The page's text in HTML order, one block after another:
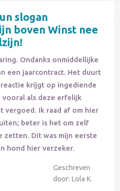
slogan
boven Winst nee
Ondanks onmiddellijke
een jaarcontract. Het duurt
krijgt op ingediende
vooral als deze erfelijk
vergoed. Ik raad af om hier
beter is het om zelf
zetten. Dit was mijn eerste
hond hier verzeker.
Geschreven
door: Lola K.